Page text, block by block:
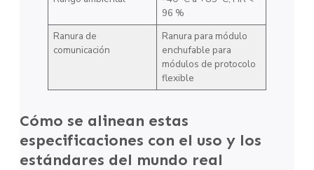
96 %
Ranura de
comunicación
Ranura para módulo
enchufable para
módulos de protocolo
flexible
Cómo se alinean estas
especificaciones con el uso y los
estándares del mundo real